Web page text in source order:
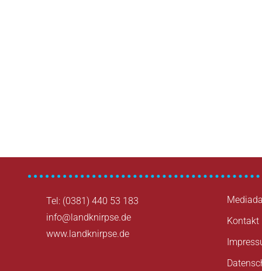
Tel: (0381) 440 53 183
info@landknirpse.de
www.landknirpse.de
Kontakt